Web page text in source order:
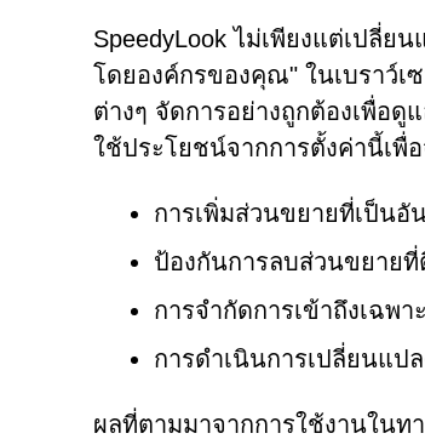
SpeedyLook ไม่เพียงแต่เปลี่ย
โดยองค์กรของคุณ" ในเบราว์
ต่างๆ จัดการอย่างถูกต้องเพื่อดู
ใช้ประโยชน์จากการตั้งค่านี้เพื่
การเพิ่มส่วนขยายที่เป็นอั
ป้องกันการลบส่วนขยาย
การจำกัดการเข้าถึงเฉพา
การดำเนินการเปลี่ยนแป
ผลที่ตามมาจากการใช้งานในท